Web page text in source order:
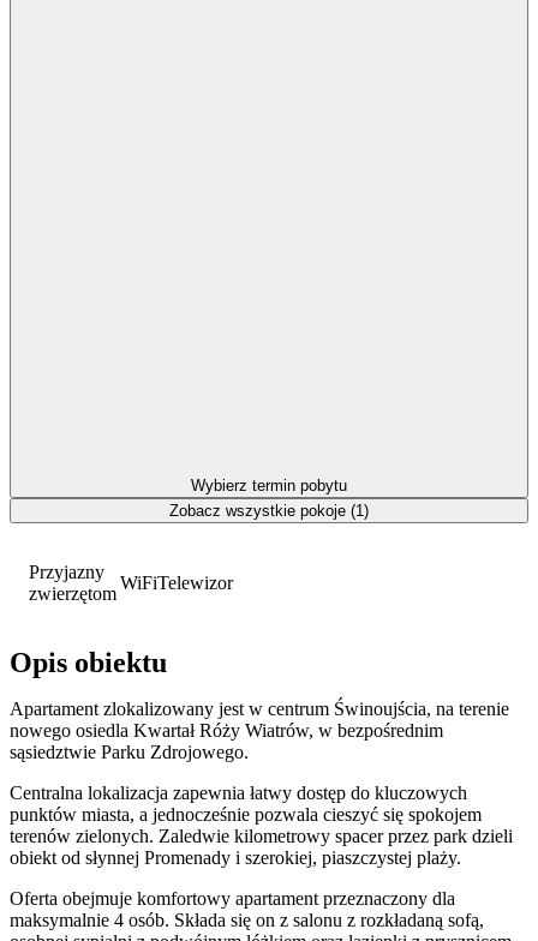
Przyjazny
zwierzętom
WiFiTelewizor
Opis obiektu
Apartament zlokalizowany jest w centrum Świnoujścia, na terenie
nowego osiedla Kwartał Róży Wiatrów, w bezpośrednim
sąsiedztwie Parku Zdrojowego.
Centralna lokalizacja zapewnia łatwy dostęp do kluczowych
punktów miasta, a jednocześnie pozwala cieszyć się spokojem
terenów zielonych. Zaledwie kilometrowy spacer przez park dzieli
obiekt od słynnej Promenady i szerokiej, piaszczystej plaży.
Oferta obejmuje komfortowy apartament przeznaczony dla
maksymalnie 4 osób. Składa się on z salonu z rozkładaną sofą,
Wybierz termin pobytu
Zobacz wszystkie pokoje (1)